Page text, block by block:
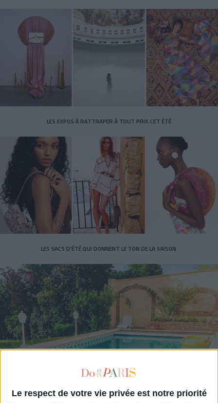
Le respect de votre vie privée est notre priorité
LES EXPOS À RATTRAPER À TOUT PRIX CET ÉTÉ
LES SACS D’ÉTÉ QUI DONNENT LE TON DE LA SAISON
CONNAISSEZ-VOUS LE AIRBNB DE LA PISCINE AUTOUR DE PARIS ?